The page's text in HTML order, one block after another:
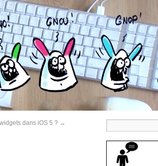
dans iOS 5 ? →